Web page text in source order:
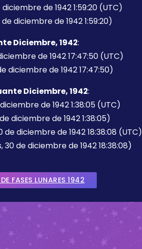
de 1942 1:59:20 (UTC)
diciembre de 1942 1:59:20)
Diciembre, 1942:
de 1942 17:47:50 (UTC)
diciembre de 1942 17:47:50)
Diciembre, 1942:
de 1942 1:38:05 (UTC)
diciembre de 1942 1:38:05)
de diciembre de 1942 18:38:08 (UTC)
30 de diciembre de 1942 18:38:08)
FASES LUNARES 1942